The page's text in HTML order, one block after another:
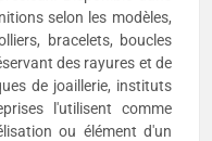
selon les modèles,
bracelets, boucles
des rayures et de
de joaillerie, instituts
l'utilisent comme
ou élément d'un